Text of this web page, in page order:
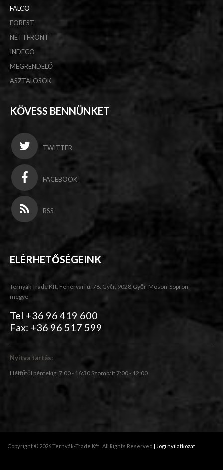
FALCO
FOREST
NETTFRONT
INDECO
MEGRENDELŐ
ASZTALOSOK
KÖVESS BENNÜNKET
TWITTER
FACEBOOK
RSS
ELÉRHETŐSÉGEINK
Ternyák Trade Kft, Fehérvári u. 78. Győr, 9028,Győr-Moson-Sopron
megye
Tel +36 96 419 600
Fax: +36 96 517 599
Nyitva tartás:
Hétfőtől péntekig: 7:00 - 16:30 Szombat: 7:00 - 12:00
Copyright © 2026 Ternyák-Trade Kft.. All Rights Reserved. | Jogi nyilatkozat